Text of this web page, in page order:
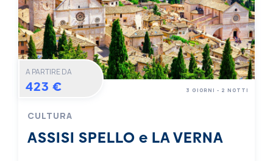
A PARTIRE DA
423 €
CULTURA
ASSISI SPELLO e LA VERNA
3 GIORNI - 2 NOTTI